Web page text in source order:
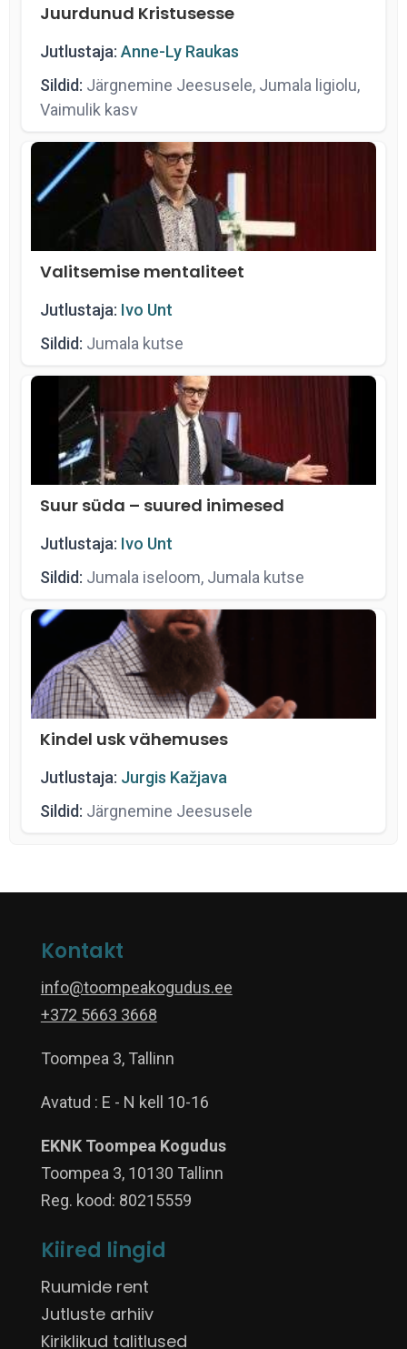
Juurdunud Kristusesse
Jutlustaja: Anne-Ly Raukas
Sildid: Järgnemine Jeesusele, Jumala ligiolu,
Vaimulik kasv
Valitsemise mentaliteet
Jutlustaja: Ivo Unt
Sildid: Jumala kutse
Suur süda – suured inimesed
Jutlustaja: Ivo Unt
Sildid: Jumala iseloom, Jumala kutse
Kindel usk vähemuses
Jutlustaja: Jurgis Kažjava
Sildid: Järgnemine Jeesusele
Kontakt
info@toompeakogudus.ee
+372 5663 3668
Toompea 3, Tallinn
Avatud : E - N kell 10-16
EKNK Toompea Kogudus
Toompea 3, 10130 Tallinn
Reg. kood: 80215559
Kiired lingid
Ruumide rent
Jutluste arhiiv
Kiriklikud talitlused